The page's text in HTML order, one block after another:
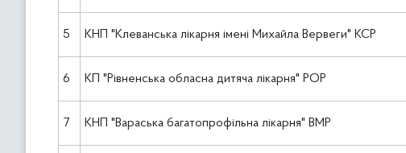
5 КНП "Клеванська лікарня імені Михайла Вервеги" КСР
6 КП "Рівненська обласна дитяча лікарня" РОР
7 КНП "Вараська багатопрофільна лікарня" ВМР